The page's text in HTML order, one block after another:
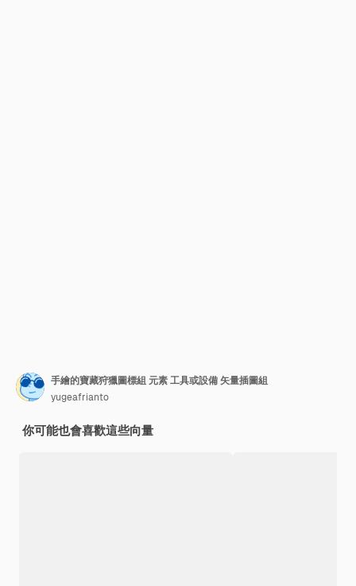
手繪的寶藏狩獵圖標組 元素 工具或設備 矢量插圖組
yugeafrianto
你可能也會喜歡這些向量